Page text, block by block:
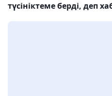
түсініктеме берді, деп